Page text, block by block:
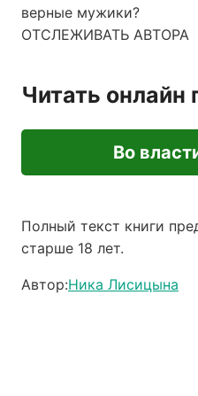
верные мужики?
ОТСЛЕЖИВАТЬ АВТОРА
Читать
Во
Полный текст книги
старше 18 лет.
Автор:Ника Лисицына